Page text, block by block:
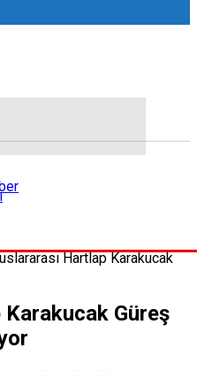
Hartlap Karakucak
Güreş